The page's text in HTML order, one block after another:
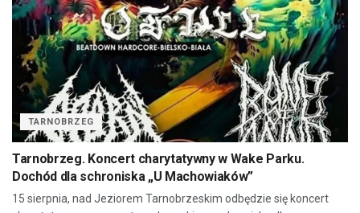
TARNOBRZEG
Tarnobrzeg. Koncert charytatywny w Wake Parku.
Dochód dla schroniska „U Machowiaków”
15 sierpnia, nad Jeziorem Tarnobrzeskim odbędzie się koncert